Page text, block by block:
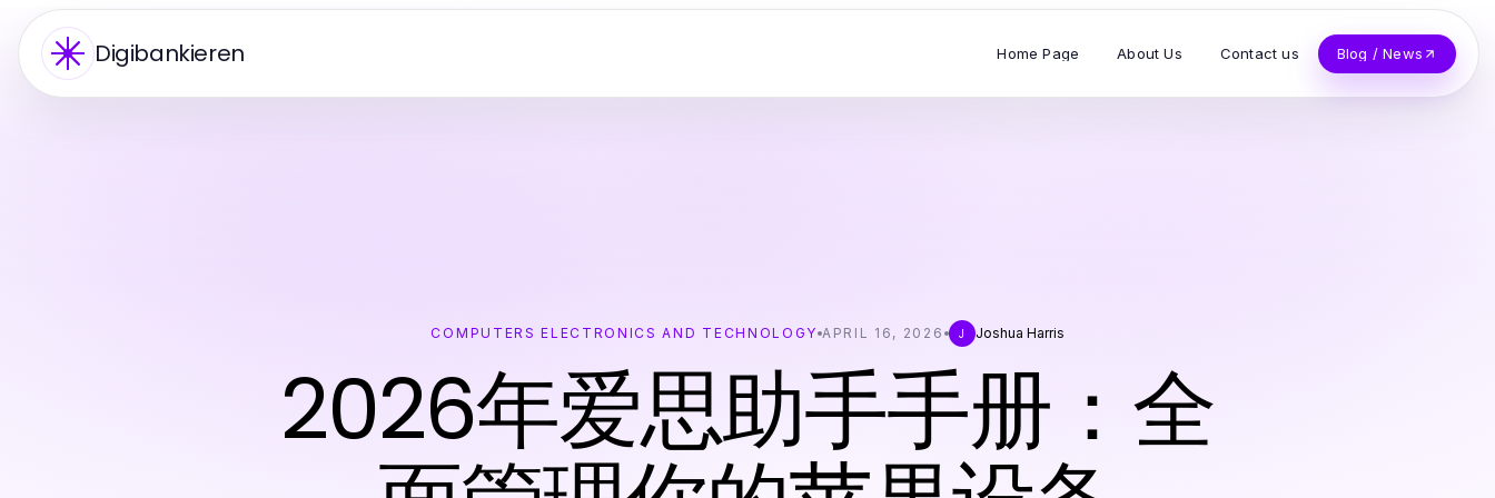
Digibankieren Home Page About Us Contact us Blog / News
COMPUTERS ELECTRONICS AND TECHNOLOGY APRIL 16, 2026 J Joshua Harris
2026年爱思助手手册：全